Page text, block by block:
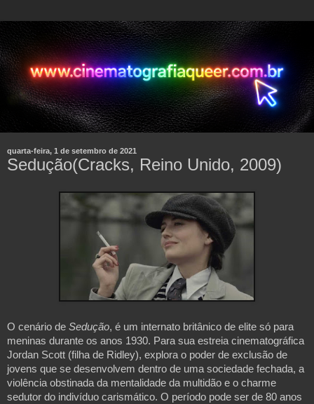
quarta-feira, 1 de setembro de 2021
Sedução(Cracks, Reino Unido, 2009)
O cenário de Sedução, é um internato britânico de elite só para
meninas durante os anos 1930. Para sua estreia cinematográfica
Jordan Scott (filha de Ridley), explora o poder de exclusão de
jovens que se desenvolvem dentro de uma sociedade fechada, a
violência obstinada da mentalidade da multidão e o charme
sedutor do indivíduo carismático. O período pode ser de 80 anos